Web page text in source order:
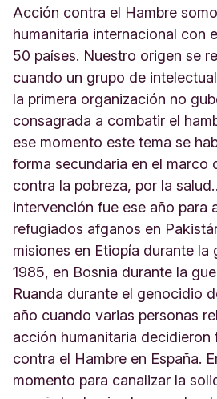
Acción contra el Hambre
humanitaria internacional con
50 países. Nuestro origen se
cuando un grupo de
la primera organización no
consagrada a combatir el
ese momento este tema se
forma secundaria en el marco
contra la pobreza, por la
intervención fue ese año para
refugiados afganos en
misiones en Etiopía durante la
1985, en Bosnia durante la
Ruanda durante el genocidio
año cuando varias personas
acción humanitaria decidieron
contra el Hambre en España.
momento para canalizar la